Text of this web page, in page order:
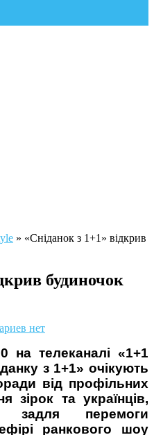
» «Сніданок з 1+1» відкрив
будиночок
нет
телеканалі «1+1
з 1+1» очікують
від профільних
зірок та українців,
перемоги
ранкового шоу